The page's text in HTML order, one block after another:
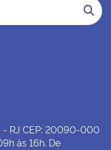
- RJ CEP: 20090-000
às 16h. De